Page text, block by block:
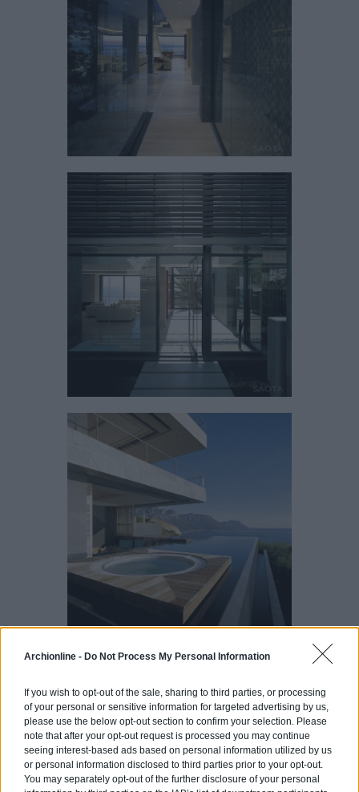
Archionline - Do Not Process My Personal Information
If you wish to opt-out of the sale, sharing to third parties, or processing
of your personal or sensitive information for targeted advertising by us,
please use the below opt-out section to confirm your selection. Please
note that after your opt-out request is processed you may continue
seeing interest-based ads based on personal information utilized by us
or personal information disclosed to third parties prior to your opt-out.
You may separately opt-out of the further disclosure of your personal
Autres Articles Qui
Intéresser:
Villa Kogelhofan une maison
contemporaine à couper le
souffle